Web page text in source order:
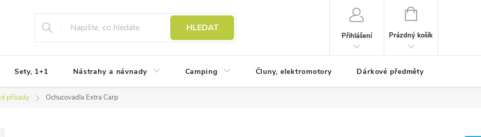
HLEDAT
Přihlášení
NÁKUPNÍ
Prázdný košík
Sety, 1+1 Nástrahy a návnady Camping Čluny, elektromotory Dárkové předměty
přísady Ochucovadla Extra Carp